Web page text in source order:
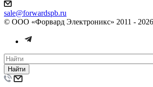
sale@forwardspb.ru
© ООО «Форвард Электроникс» 2011 - 2026
Найти